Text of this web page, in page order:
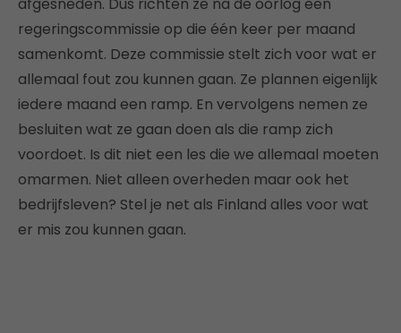
afgesneden. Dus richten ze na de oorlog een
regeringscommissie op die één keer per maand
samenkomt. Deze commissie stelt zich voor wat er
allemaal fout zou kunnen gaan. Ze plannen eigenlijk
iedere maand een ramp. En vervolgens nemen ze
besluiten wat ze gaan doen als die ramp zich
voordoet. Is dit niet een les die we allemaal moeten
omarmen. Niet alleen overheden maar ook het
bedrijfsleven? Stel je net als Finland alles voor wat
er mis zou kunnen gaan.